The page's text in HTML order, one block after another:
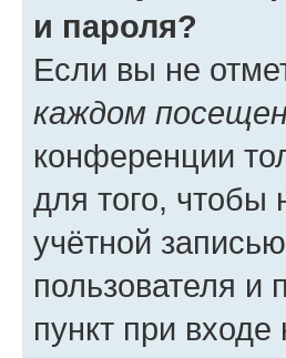
и пароля?
Если вы не
каждом
конференции
для того, чтобы
учётной
пользователя
пункт при